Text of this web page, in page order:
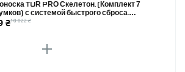
TUR PRO Скелетон. (Комплект 7
с системой быстрого сброса.
Цвет Олива.
₴10 022 ₴